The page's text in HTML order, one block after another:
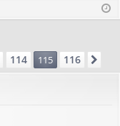
114 115 116